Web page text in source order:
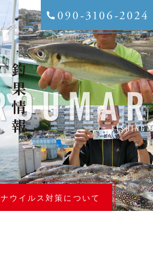
釣果情報
ウイルス対策について